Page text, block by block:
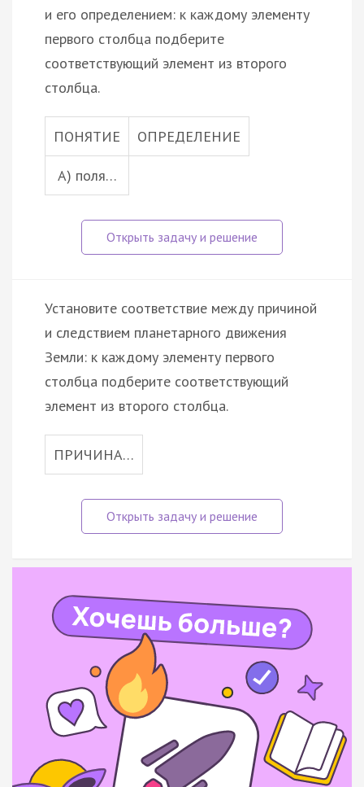
и его определением: к каждому элементу
первого столбца подберите
соответствующий элемент из второго
столбца.
ПОНЯТИЕ ОПРЕДЕЛЕНИЕ
А) поля…
Установите соответствие между причиной
и следствием планетарного движения
Земли: к каждому элементу первого
столбца подберите соответствующий
элемент из второго столбца.
ПРИЧИНА…